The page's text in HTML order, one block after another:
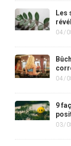
Les
04/
04/
9
03/